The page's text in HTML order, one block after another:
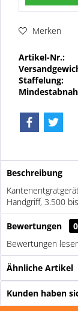
Merken
Artikel-Nr.:
Staffelung:
Beschreibung
Handgriff, 3.500
Bewertungen
0
Bewertungen
Ähnliche Artikel
Kunden haben